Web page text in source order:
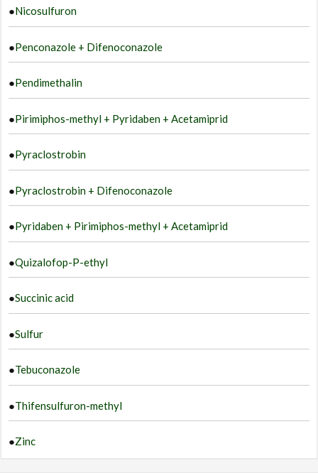
●Nicosulfuron
●Penconazole + Difenoconazole
●Pendimethalin
●Pirimiphos-methyl + Pyridaben + Acetamiprid
●Pyraclostrobin
●Pyraclostrobin + Difenoconazole
●Pyridaben + Pirimiphos-methyl + Acetamiprid
●Quizalofop-P-ethyl
●Succinic acid
●Sulfur
●Tebuconazole
●Thifensulfuron-methyl
●Zinc